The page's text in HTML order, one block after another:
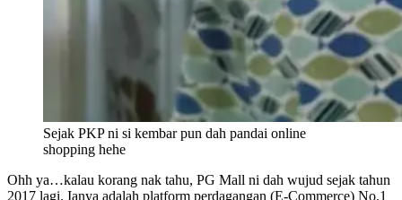
Sejak PKP ni si kembar pun dah pandai online
shopping hehe
Ohh ya…kalau korang nak tahu, PG Mall ni dah wujud sejak tahun
2017 lagi. Ianya adalah platform perdagangan (E-Commerce) No.1